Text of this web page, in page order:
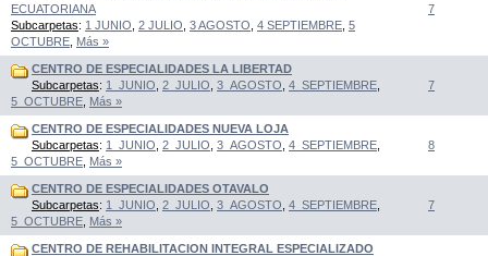
ECUATORIANA
Subcarpetas: 1 JUNIO 2 JULIO 3 AGOSTO 4 SEPTIEMBRE 5
OCTUBRE Más »
7
CENTRO DE ESPECIALIDADES LA LIBERTAD
Subcarpetas: 1_JUNIO 2_JULIO 3_AGOSTO 4_SEPTIEMBRE
5_OCTUBRE Más »
7
CENTRO DE ESPECIALIDADES NUEVA LOJA
Subcarpetas: 1_JUNIO 2_JULIO 3_AGOSTO 4_SEPTIEMBRE
5_OCTUBRE Más »
8
CENTRO DE ESPECIALIDADES OTAVALO
Subcarpetas: 1_JUNIO 2_JULIO 3_AGOSTO 4_SEPTIEMBRE
5_OCTUBRE Más »
7
CENTRO DE REHABILITACION INTEGRAL ESPECIALIZADO